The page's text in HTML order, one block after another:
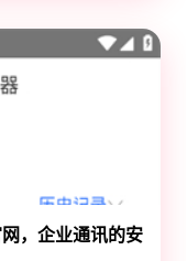
，企业通讯的安